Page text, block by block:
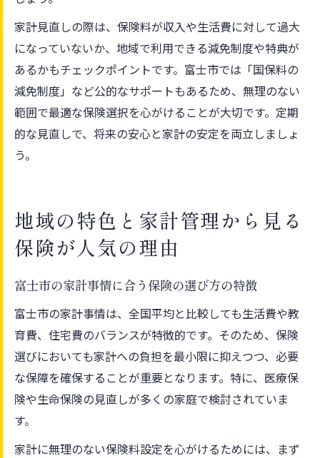
家計見直しの際は、保険料が収入や生活費に対して過大
になっていないか、地域で利用できる減免制度や特典が
あるかもチェックポイントです。富士市では「国保料の
減免制度」など公的なサポートもあるため、無理のない
範囲で最適な保険選択を心がけることが大切です。定期
的な見直しで、将来の安心と家計の安定を両立しましょ
う。
地域の特色と家計管理から見る
保険が人気の理由
富士市の家計事情に合う保険の選び方の特徴
富士市の家計事情は、全国平均と比較しても生活費や教
育費、住宅費のバランスが特徴的です。そのため、保険
選びにおいても家計への負担を最小限に抑えつつ、必要
な保障を確保することが重要となります。特に、医療保
険や生命保険の見直しが多くの家庭で検討されていま
す。
家計に無理のない保険料設定を心がけるためには、まず